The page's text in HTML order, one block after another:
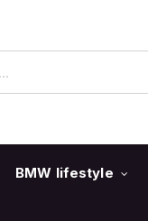
BMW lifestyle